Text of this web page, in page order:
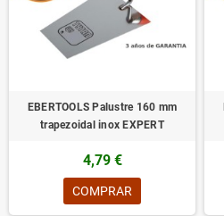
EBERTOOLS Palustre 160 mm
trapezoidal inox EXPERT
4,79 €
COMPRAR